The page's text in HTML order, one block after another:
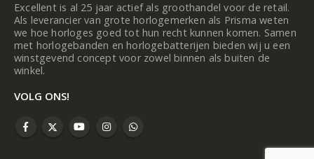
Excellent is al 25 jaar actief als groothandel voor de retail.
Als leverancier van grote horlogemerken als Prisma weten
we hoe horloges goed tot hun recht kunnen komen. Samen
met horlogebanden en horlogebatterijen bieden wij u een
winstgevend concept voor zowel binnen als buiten de
winkel.
VOLG ONS!